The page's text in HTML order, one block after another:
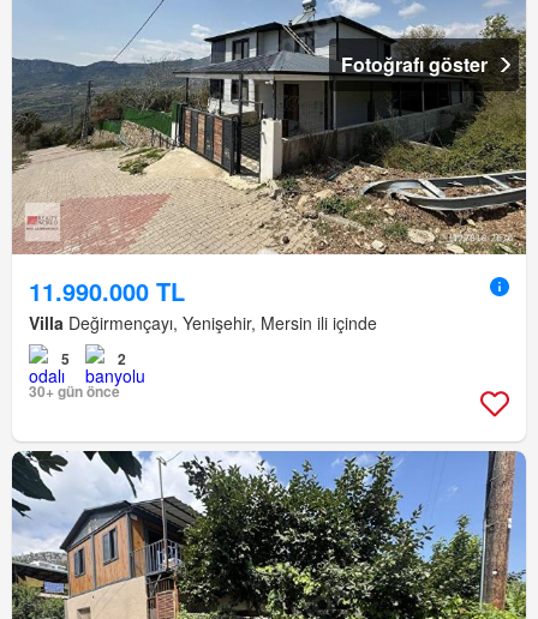
Fotoğrafı göster
11.990.000 TL
Villa Değirmençayı, Yenişehir, Mersin ili içinde
5
2
30+ gün önce